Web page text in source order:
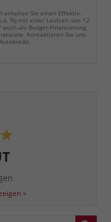
erhalten Sie einen Effektiv-
%) mit einer Laufzeit von 12
als Budget-Finanzierung
Kontaktieren Sie uns,
>